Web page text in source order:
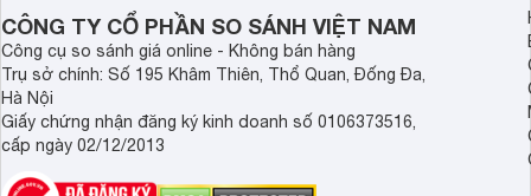
Demax, Hubert và
CÔNG TY CỔ PHẦN SO SÁNH VIỆT NAM
Công cụ so sánh giá online - Không bán hàng
Trụ sở chính: Số 195 Khâm Thiên, Thổ Quan, Đống Đa,
Hà Nội
Giấy chứng nhận đăng ký kinh doanh số 0106373516,
cấp ngày 02/12/2013